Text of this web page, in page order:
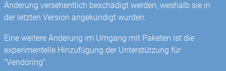
Änderung versehentlich beschädigt werden, weshalb sie in
der letzten Version angekündigt wurden.
Eine weitere Änderung im Umgang mit Paketen ist die
experimentelle Hinzufügung der Unterstützung für
"Vendoring".